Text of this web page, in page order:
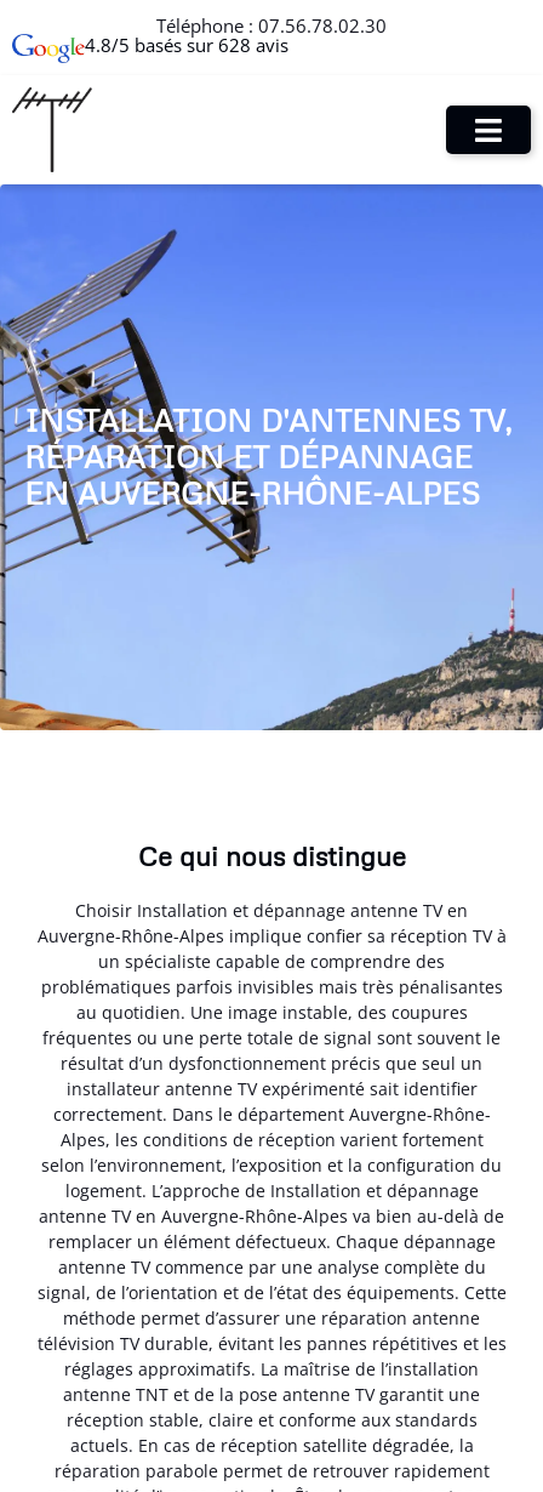
Téléphone : 07.56.78.02.30
4.8/5 basés sur 628 avis
INSTALLATION D'ANTENNES TV,
RÉPARATION ET DÉPANNAGE
EN AUVERGNE-RHÔNE-ALPES
Ce qui nous distingue
Choisir Installation et dépannage antenne TV en
Auvergne-Rhône-Alpes implique confier sa réception TV à
un spécialiste capable de comprendre des
problématiques parfois invisibles mais très pénalisantes
au quotidien. Une image instable, des coupures
fréquentes ou une perte totale de signal sont souvent le
résultat d’un dysfonctionnement précis que seul un
installateur antenne TV expérimenté sait identifier
correctement. Dans le département Auvergne-Rhône-
Alpes, les conditions de réception varient fortement
selon l’environnement, l’exposition et la configuration du
logement. L’approche de Installation et dépannage
antenne TV en Auvergne-Rhône-Alpes va bien au-delà de
remplacer un élément défectueux. Chaque dépannage
antenne TV commence par une analyse complète du
signal, de l’orientation et de l’état des équipements. Cette
méthode permet d’assurer une réparation antenne
télévision TV durable, évitant les pannes répétitives et les
réglages approximatifs. La maîtrise de l’installation
antenne TNT et de la pose antenne TV garantit une
réception stable, claire et conforme aux standards
actuels. En cas de réception satellite dégradée, la
réparation parabole permet de retrouver rapidement